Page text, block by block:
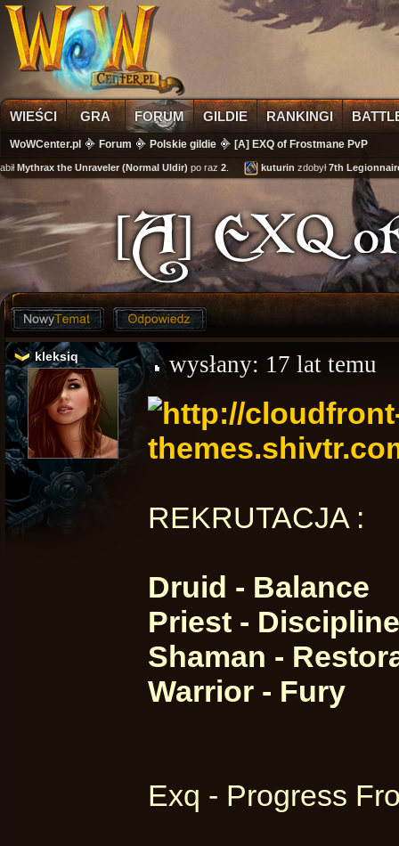
WIEŚCI GRA FORUM GILDIE RANKINGI
WoWCenter.pl Forum Polskie gildie [A] EXQ of Frostmane PvP
Mythrax the Unraveler (Normal Uldir)po raz2. kuturinzdobył7th
[A] EXQ of
kleksiq wysłany: 17 lat temu
REKRUTACJA :
Druid - Balance
Priest - Discipline
Shaman -
Warrior - Fury
Exq - Progress